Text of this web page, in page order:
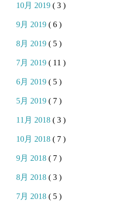
10月 2019( 3 )
9月 2019( 6 )
8月 2019( 5 )
7月 2019( 11 )
6月 2019( 5 )
5月 2019( 7 )
11月 2018( 3 )
10月 2018( 7 )
9月 2018( 7 )
8月 2018( 3 )
7月 2018( 5 )